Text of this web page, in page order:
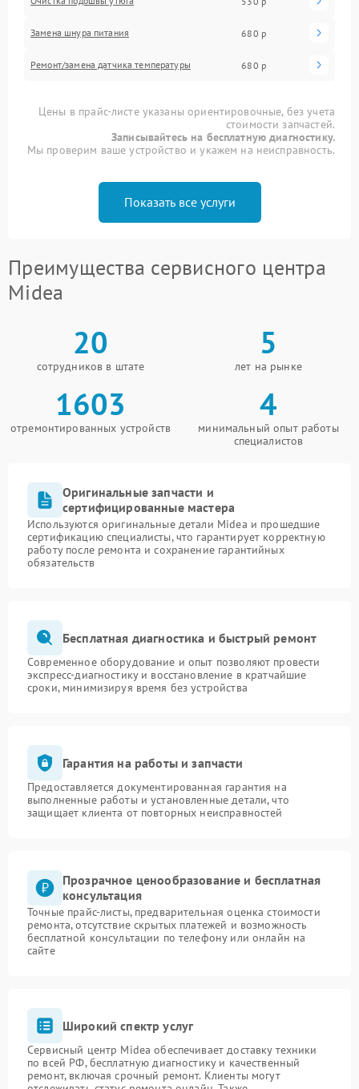
Замена шнура питания 680 р
Ремонт/замена датчика температуры 680 р
Цены в прайс-листе указаны ориентировочные, без учета
стоимости запчастей.
Записывайтесь на бесплатную диагностику.
Мы проверим ваше устройство и укажем на неисправность.
Показать все услуги
Преимущества сервисного центра
Midea
20
сотрудников в штате
5
лет на рынке
1603
отремонтированных устройств
4
минимальный опыт работы
специалистов
Оригинальные запчасти и
сертифицированные мастера
Используются оригинальные детали Midea и прошедшие
сертификацию специалисты, что гарантирует корректную
работу после ремонта и сохранение гарантийных
обязательств
Бесплатная диагностика и быстрый ремонт
Современное оборудование и опыт позволяют провести
экспресс-диагностику и восстановление в кратчайшие
сроки, минимизируя время без устройства
Гарантия на работы и запчасти
Предоставляется документированная гарантия на
выполненные работы и установленные детали, что
защищает клиента от повторных неисправностей
Прозрачное ценообразование и бесплатная
консультация
Точные прайс-листы, предварительная оценка стоимости
ремонта, отсутствие скрытых платежей и возможность
бесплатной консультации по телефону или онлайн на
сайте
Широкий спектр услуг
Сервисный центр Midea обеспечивает доставку техники
по всей РФ, бесплатную диагностику и качественный
ремонт, включая срочный ремонт. Клиенты могут